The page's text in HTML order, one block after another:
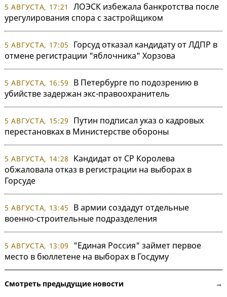
5 АВГУСТА, 17:21
ЛОЭСК избежала банкротства после
урегулирования спора с застройщиком
5 АВГУСТА, 17:05
Горсуд отказал кандидату от ЛДПР в
отмене регистрации "яблочника" Хорзова
5 АВГУСТА, 16:59
В Петербурге по подозрению в
убийстве задержан экс-правоохранитель
5 АВГУСТА, 15:29
Путин подписал указ о кадровых
перестановках в Министерстве обороны
5 АВГУСТА, 14:28
Кандидат от СР Королева
обжаловала отказ в регистрации на выборах в
Горсуде
5 АВГУСТА, 13:45
В армии создадут отдельные
военно-строительные подразделения
5 АВГУСТА, 13:09
"Единая Россия" займет первое
место в бюллетене на выборах в Госдуму
Смотреть предыдущие новости →